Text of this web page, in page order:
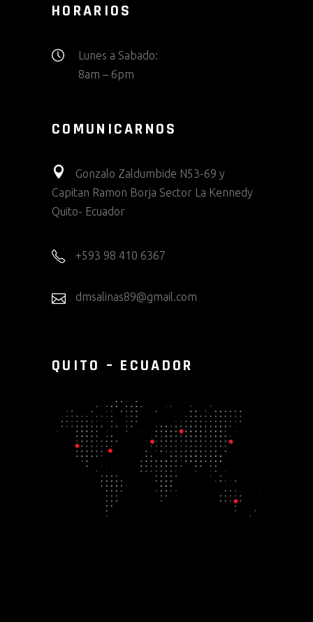
HORARIOS
Lunes a Sabado:
8am – 6pm
COMUNICARNOS
Gonzalo Zaldumbide N53-69 y
Capitan Ramon Borja Sector La Kennedy
Quito- Ecuador
+593 98 410 6367
dmsalinas89@gmail.com
QUITO – ECUADOR